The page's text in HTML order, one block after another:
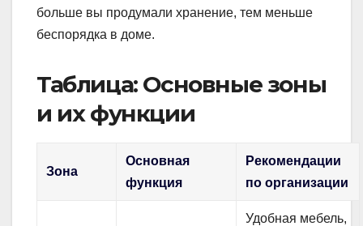
больше вы продумали хранение, тем меньше
беспорядка в доме.
Таблица: Основные зоны
и их функции
Зона
Основная
функция
Рекомендации
по организации
Удобная мебель,